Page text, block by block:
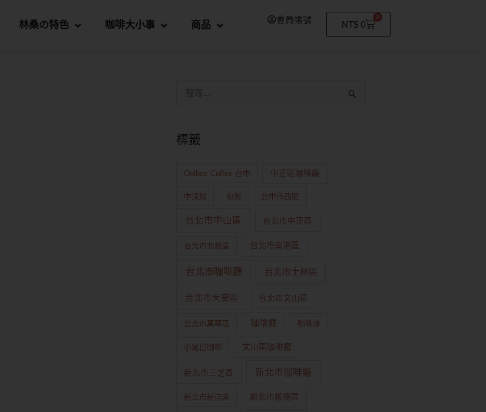
林桑の特色 咖啡大小事 商品 會員帳號 NT$ 0
0
購
物
標籤
Onibus Coffee 台中 中正區咖啡廳
中深焙 包裝 台中市西區
台北市中山區 台北市中正區
台北市北投區 台北市南港區
台北市咖啡廳 台北市士林區
台北市大安區 台北市文山區
台北市萬華區 咖啡廳 咖啡渣
小尾巴咖啡 文山區咖啡廳
新北市三芝區 新北市咖啡廳
新北市新店區 新北市板橋區